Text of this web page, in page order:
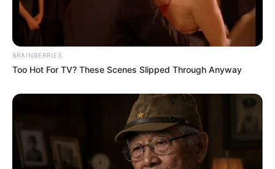
BRAINBERRIES
Too Hot For TV? These Scenes Slipped Through Anyway